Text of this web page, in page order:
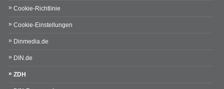
Cookie-Richtlinie
Cookie-Einstellungen
Dinmedia.de
DIN.de
ZDH